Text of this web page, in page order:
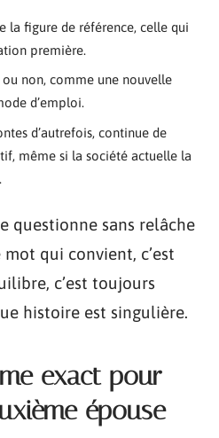
la figure de référence, celle qui
première.
ou non, comme une nouvelle
d’emploi.
d’autrefois, continue de
même si la société actuelle la
questionne sans relâche
qui convient, c’est
c’est toujours
histoire est singulière.
exact pour
épouse